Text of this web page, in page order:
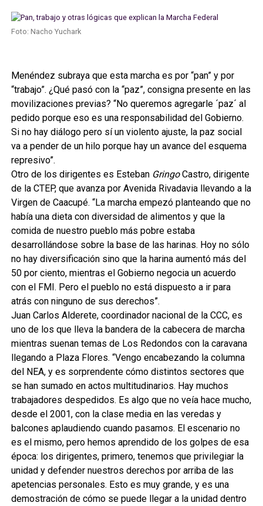
Foto: Nacho Yuchark
Menéndez subraya que esta marcha es por “pan” y por
“trabajo”. ¿Qué pasó con la “paz”, consigna presente en las
movilizaciones previas? “No queremos agregarle ´paz´ al
pedido porque eso es una responsabilidad del Gobierno.
Si no hay diálogo pero sí un violento ajuste, la paz social
va a pender de un hilo porque hay un avance del esquema
represivo”.
Otro de los dirigentes es Esteban GringoCastro, dirigente
de la CTEP, que avanza por Avenida Rivadavia llevando a la
Virgen de Caacupé. “La marcha empezó planteando que no
había una dieta con diversidad de alimentos y que la
comida de nuestro pueblo más pobre estaba
desarrollándose sobre la base de las harinas. Hoy no sólo
no hay diversificación sino que la harina aumentó más del
50 por ciento, mientras el Gobierno negocia un acuerdo
con el FMI. Pero el pueblo no está dispuesto a ir para
atrás con ninguno de sus derechos”.
Juan Carlos Alderete, coordinador nacional de la CCC, es
uno de los que lleva la bandera de la cabecera de marcha
mientras suenan temas de Los Redondos con la caravana
llegando a Plaza Flores. “Vengo encabezando la columna
del NEA, y es sorprendente cómo distintos sectores que
se han sumado en actos multitudinarios. Hay muchos
trabajadores despedidos. Es algo que no veía hace mucho,
desde el 2001, con la clase media en las veredas y
balcones aplaudiendo cuando pasamos. El escenario no
es el mismo, pero hemos aprendido de los golpes de esa
época: los dirigentes, primero, tenemos que privilegiar la
unidad y defender nuestros derechos por arriba de las
apetencias personales. Esto es muy grande, y es una
demostración de cómo se puede llegar a la unidad dentro